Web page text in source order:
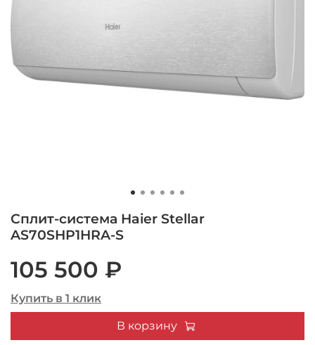
Сплит-система Haier Stellar
AS70SHP1HRA-S
105 500 ₽
Купить в 1 клик
В корзину